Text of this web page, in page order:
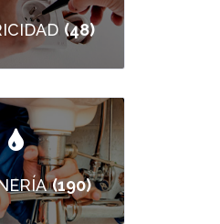
(48)
(190)